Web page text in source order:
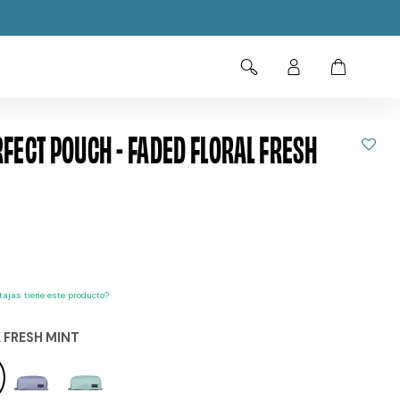
POUCH - FADED FLORAL FRESH
tiene este producto?
MINT